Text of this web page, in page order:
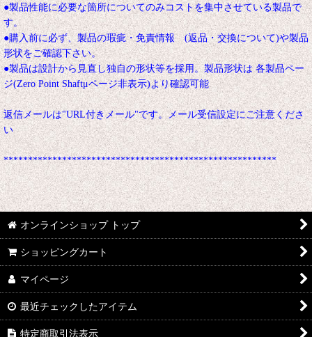
●製品性能に必要な箇所についてのみコストを集中させている製品で
す。
●購入前に必ず、製品の瑕疵・免責情報 (返品・交換について)や製品
形状をご確認下さい。
●製品は設計から見直し独自の形状等を採用。製品形状は 各製品ペー
ジ(Zero Point Shaftμページ非表示)より確認可能
返信メールは"URL付きメール"です。メール受信設定にご注意くださ
い
********************************************************
オンラインショップ トップ
ショッピングカート
マイページ
最近チェックしたアイテム
特定商取引法表示